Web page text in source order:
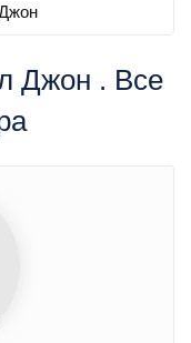
Джон . Все